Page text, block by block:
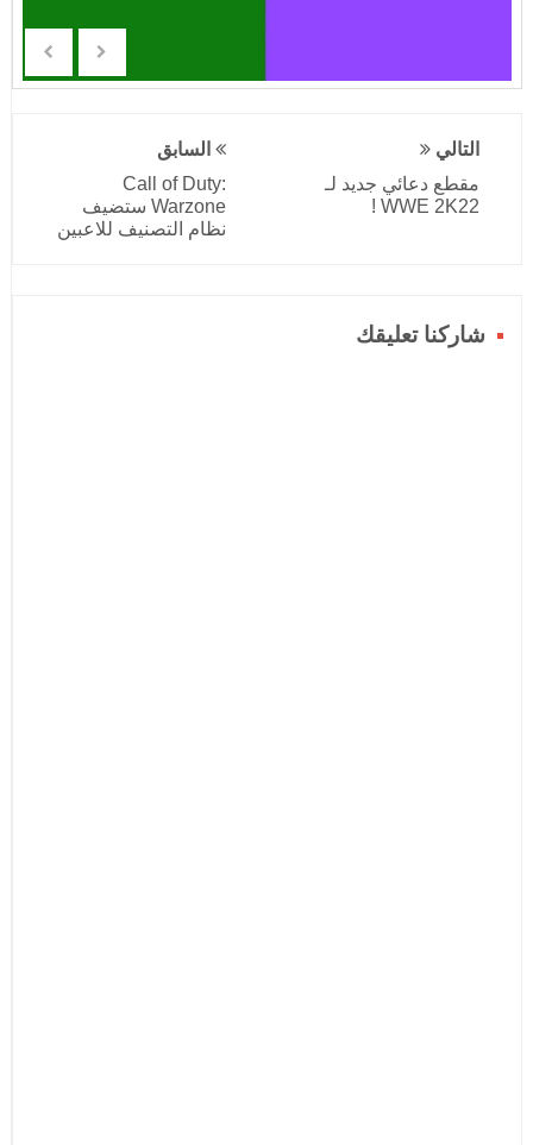
التالي
مقطع دعائي جديد لـ
WWE 2K22 !
السابق
Call of Duty:
Warzone ستضيف
نظام التصنيف للاعبين
شاركنا تعليقك